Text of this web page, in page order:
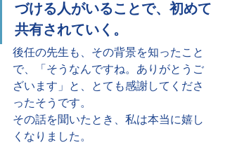
づける人がいることで、初めて
共有されていく。
後任の先生も、その背景を知ったこと
で、「そうなんですね。ありがとうご
ざいます」と、とても感謝してくださ
ったそうです。
その話を聞いたとき、私は本当に嬉し
くなりました。